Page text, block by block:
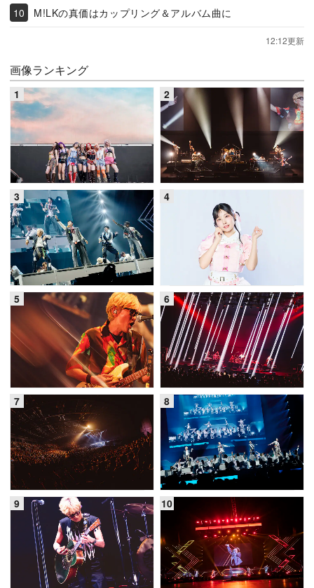
M!LKの真価はカップリング＆アルバム曲に
12:12更新
画像ランキング